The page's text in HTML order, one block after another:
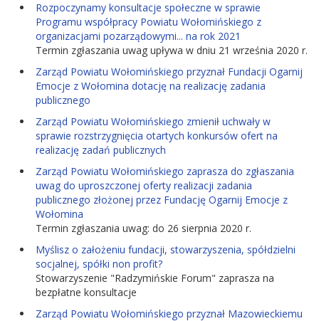
Rozpoczynamy konsultacje społeczne w sprawie
Programu współpracy Powiatu Wołomińskiego z
organizacjami pozarządowymi... na rok 2021
Termin zgłaszania uwag upływa w dniu 21 września 2020 r.
Zarząd Powiatu Wołomińskiego przyznał Fundacji Ogarnij
Emocje z Wołomina dotację na realizację zadania
publicznego
Zarząd Powiatu Wołomińskiego zmienił uchwały w
sprawie rozstrzygnięcia otartych konkursów ofert na
realizację zadań publicznych
Zarząd Powiatu Wołomińskiego zaprasza do zgłaszania
uwag do uproszczonej oferty realizacji zadania
publicznego złożonej przez Fundację Ogarnij Emocje z
Wołomina
Termin zgłaszania uwag: do 26 sierpnia 2020 r.
Myślisz o założeniu fundacji, stowarzyszenia, spółdzielni
socjalnej, spółki non profit?
Stowarzyszenie "Radzymińskie Forum" zaprasza na
bezpłatne konsultacje
Zarząd Powiatu Wołomińskiego przyznał Mazowieckiemu